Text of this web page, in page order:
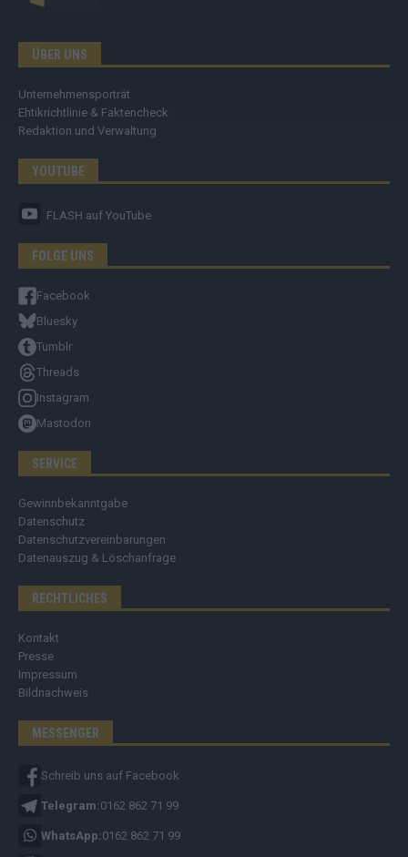
ÜBER UNS
Unternehmensporträt
Ehtikrichtlinie & Faktencheck
Redaktion und Verwaltung
YOUTUBE
FLASH auf YouTube
FOLGE UNS
Facebook
Bluesky
Tumblr
Threads
Instagram
Mastodon
SERVICE
Gewinnbekanntgabe
Datenschutz
Datenschutzvereinbarungen
Datenauszug & Löschanfrage
RECHTLICHES
Kontakt
Presse
Impressum
Bildnachweis
MESSENGER
Schreib uns auf Facebook
Telegram:0162 862 71 99
WhatsApp:0162 862 71 99